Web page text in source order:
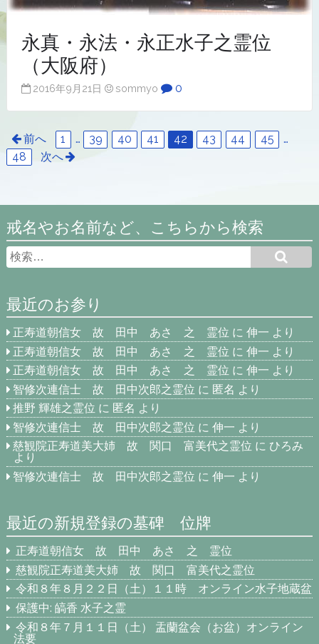
永真・永法・永正水子之霊位
（大阪府）
2016年9月21日 sommyo 0
前へ 1 … 39 40 41 42 43 44 45
…
48
次へ
戒名やお名前など、こちらから検索
最近のお参り
正寿道朝信女 故 田中 あさ 之 霊位 に伸一 より
正寿道朝信女 故 田中 あさ 之 霊位 に伸一 より
正寿道朝信女 故 田中 あさ 之 霊位 に伸一 より
智修次連信士 故 田中次郎之霊位 に 匿名 より
推野 輝雄之霊位 に 匿名 より
智修次連信士 故 田中次郎之霊位 に伸一 より
慈観院正寿道美大姉 故 関口 富美代之霊位 に ひろみ
より
智修次連信士 故 田中次郎之霊位 に伸一 より
最近の新規登録の墓碑 位牌
正寿道朝信女 故 田中 あさ 之 霊位
慈観院正寿道美大姉 故 関口 富美代之霊位
令和８年８月２２日（土）１１時 オンライン水子地蔵盆
保護中: 皜香 水子之霊
令和８年７月１１日（土） 盂蘭盆会（お盆）オンライン
法要